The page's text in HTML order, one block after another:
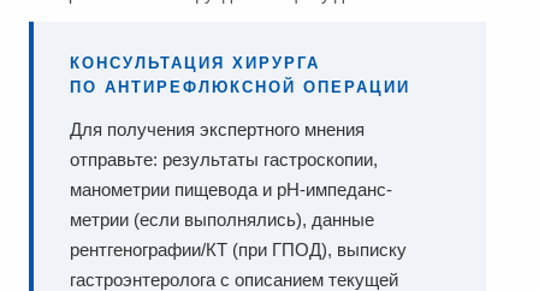
КОНСУЛЬТАЦИЯ ХИРУРГА
ПО АНТИРЕФЛЮКСНОЙ ОПЕРАЦИИ
Для получения экспертного мнения
отправьте: результаты гастроскопии,
манометрии пищевода и pH-импеданс-
метрии (если выполнялись), данные
рентгенографии/КТ (при ГПОД), выписку
гастроэнтеролога с описанием текущей